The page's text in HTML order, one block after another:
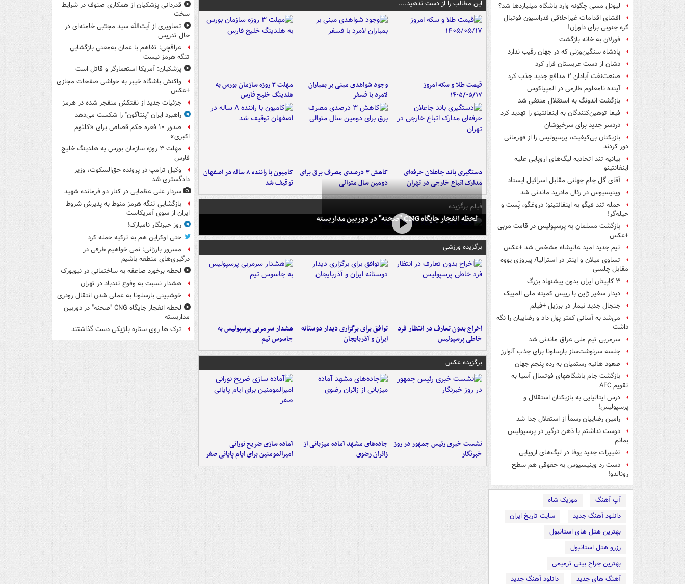
لیونل مسی چگونه وارد باشگاه میلیاردها شد؟
افشای اقدامات غیراخلاقی فدراسیون فوتبال
کره جنوبی برای داوران!
فورلان به خانه بازگشت
پادشاه سنگین‌وزنی که در جهان رقیب ندارد
دشان از دست عربستان فرار کرد
صنعت‌نفت آبادان ۲ مدافع جدید جذب کرد
آینده نامعلوم طارمی در المپیاکوس
بازگشت اندونگ به استقلال منتفی شد
فیفا توهین‌کنندگان به اینفانتینو را تهدید کرد
دردسر جدید برای سرخپوشان
بازیکنان بی‌کیفیت، پرسپولیس را از قهرمانی
دور کردند
بیانیه تند اتحادیه لیگ‌های اروپایی علیه
اینفانتینو
آقای گل جام جهانی مقابل اسرائیل ایستاد
وینیسیوس در رئال مادرید ماندنی شد
حمله تند فیگو به اینفانتینو: دروغگو، پَست‌ و
حیله‌گر!
بازگشت مسلمان به پرسپولیس در قامت مربی
+عکس
تیم جدید امید عالیشاه مشخص شد +عکس
تساوی میلان و اینتر در استرالیا/ پیروزی یووه
مقابل چلسی
۳ کاپیتان ایران بدون پیشنهاد بزرگ
دیدار سفیر ژاپن با رییس کمیته ملی المپیک
جنجال جدید نیمار در برزیل +فیلم
می‌شد به آسانی کمتر پول داد و رضاییان را نگه
داشت
سرمربی تیم ملی عراق ماندنی شد
جلسه سرنوشت‌ساز بارسلونا برای جذب آلوارز
صعود هانیه رستمیان به رده پنجم جهان
بازگشت جام باشگاههای فوتسال آسیا به
تقویم AFC
درس ایتالیایی‌ به بازیکنان استقلال و
پرسپولیس!
رامین رضاییان رسماً از استقلال جدا شد
دوست نداشتم با ذهن درگیر در پرسپولیس
بمانم
تغییرات جدید یوفا در لیگ‌های اروپایی
دست رد وینیسیوس به حقوقی هم سطح
رونالدو!
آپ آهنگ
موزیک شاه
دانلود آهنگ جدید
سایت تاریخ ایران
بهترین هتل های استانبول
رزرو هتل استانبول
بهترین جراح بینی ترمیمی
آهنگ های جدید
دانلود آهنگ جدید
این مطالب را از دست ندهید....
قیمت طلا و سکه امروز
۱۴۰۵/۰۵/۱۷
وجود شواهدی مبنی بر بمباران
لامرد با فسفر
مهلت ۳ روزه سازمان بورس به
هلدینگ خلیج فارس
دستگیری باند جاعلان حرفه‌ای
مدارک اتباع خارجی در تهران
کاهش ۳ درصدی مصرف برق برای
دومین سال متوالی
کامیون با راننده ۸ ساله در اصفهان
توقیف شد
فیلم برگزیده
لحظه انفجار جایگاه CNG "صحنه" در دوربین مداربسته
برگزیده ورزشی
اخراج بدون تعارف در انتظار فرد
خاطی پرسپولیس
توافق برای برگزاری دیدار دوستانه
ایران و آذربایجان
هشدار سرمربی پرسپولیس به
جاسوس تیم
برگزیده عکس
نشست خبری رئیس جمهور در روز
خبرنگار
جاده‌های مشهد آماده میزبانی از
زائران رضوی
آماده سازی ضریح نورانی
امیرالمومنین برای ایام پایانی صفر
قدردانی پزشکیان از همکاری صنوف در شرایط
سخت
تصاویری از آیت‌الله سید مجتبی خامنه‌ای در
حال تدریس
عراقچی: تفاهم با عمان به‌معنی بازگشایی
تنگه هرمز نیست
پزشکیان: آمریکا استعمارگر و قاتل است
واکنش باشگاه خیبر به حواشی صفحات مجازی
+عکس
جزئیات جدید از نفتکش منفجر شده در هرمز
راهبرد ایران "پنتاگون" را شکست می‌دهد
صدور ۱۰ فقره حکم قصاص برای «کلثوم
اکبری»
مهلت ۳ روزه سازمان بورس به هلدینگ خلیج
فارس
وکیل ترامپ در پرونده حق‌السکوت، وزیر
دادگستری شد
سردار علی عظمایی در کنار دو فرمانده شهید
بازگشایی تنگه هرمز منوط به پذیرش شروط
ایران از سوی آمریکاست
روز خبرنگار نامبارک!
حتی اوکراین هم به ترکیه حمله کرد
مسرور بارزانی: نمی خواهیم طرفی در
درگیری‌های منطقه باشیم
لحظه برخورد صاعقه به ساختمانی در نیویورک
هشدار نسبت به وفوع تندباد در تهران
خوشبینی بارسلونا به عملی شدن انتقال رودری
لحظه انفجار جایگاه CNG "صحنه" در دوربین
مداربسته
ترک ها روی ستاره بلژیکی دست گذاشتند